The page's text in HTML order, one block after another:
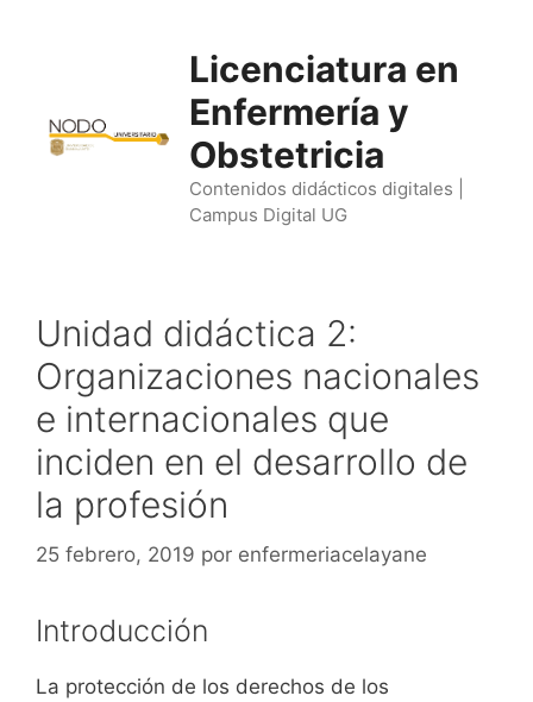
Licenciatura en
Enfermería y
Obstetricia
Contenidos didácticos digitales |
Campus Digital UG
Unidad didáctica 2:
Organizaciones nacionales
e internacionales que
inciden en el desarrollo de
la profesión
25 febrero, 2019 por enfermeriacelayane
Introducción
La protección de los derechos de los